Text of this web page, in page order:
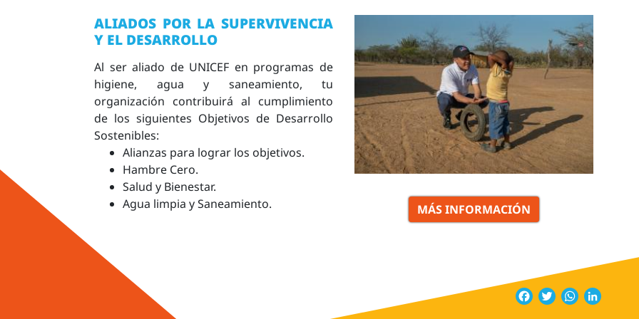
ALIADOS POR LA SUPERVIVENCIA
Y EL DESARROLLO
Al ser aliado de UNICEF en programas de
higiene, agua y saneamiento, tu
organización contribuirá al cumplimiento
de los siguientes Objetivos de Desarrollo
Sostenibles:
Alianzas para lograr los objetivos.
Hambre Cero.
Salud y Bienestar.
Agua limpia y Saneamiento.
MÁS INFORMACIÓN
Facebook
TwitterWhatsApp